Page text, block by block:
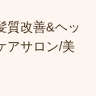
質改善&ヘッ
アサロン/美